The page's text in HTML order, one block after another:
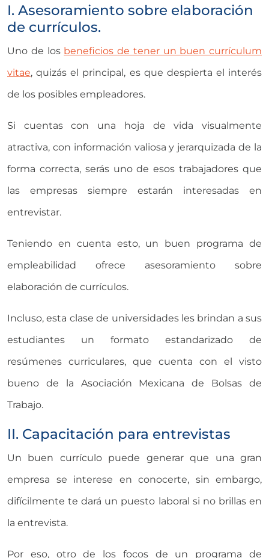
I. Asesoramiento sobre elaboración
de currículos.
Uno de los beneficios de tener un buen currículum
vitae, quizás el principal, es que despierta el interés
de los posibles empleadores.
Si cuentas con una hoja de vida visualmente
atractiva, con información valiosa y jerarquizada de la
forma correcta, serás uno de esos trabajadores que
las empresas siempre estarán interesadas en
entrevistar.
Teniendo en cuenta esto, un buen programa de
empleabilidad ofrece asesoramiento sobre
elaboración de currículos.
Incluso, esta clase de universidades les brindan a sus
estudiantes un formato estandarizado de
resúmenes curriculares, que cuenta con el visto
bueno de la Asociación Mexicana de Bolsas de
Trabajo.
II. Capacitación para entrevistas
Un buen currículo puede generar que una gran
empresa se interese en conocerte, sin embargo,
difícilmente te dará un puesto laboral si no brillas en
la entrevista.
Por eso, otro de los focos de un programa de